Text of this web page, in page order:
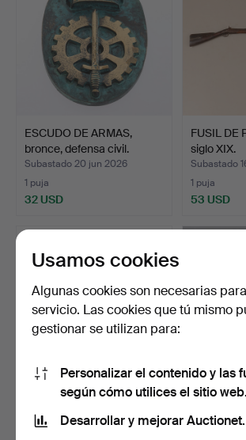
ESCUDO DE ARMAS,
bronce, defensa civil.
Subastado 20 jun 2026
1 puja
32 USD
FUSIL DE
siglo XIX.
Subastado
1 puja
53 USD
CAÑÓN DE SALVA, hierro
fundido, Stafsjö Br…
Subastado 9 jun 2026
SABLE,
Usamos cookies
Algunas cookies son necesarias
servicio. Las cookies que tú mismo
gestionar se utilizan para:
Personalizar el contenido y las
según cómo utilices el sitio web.
Desarrollar y mejorar Auctionet.